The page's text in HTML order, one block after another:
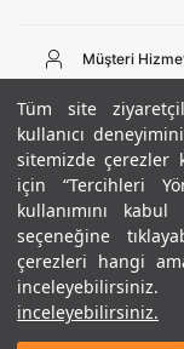
Tüm site
kullanıcı
sitemizde çerezler
için “Tercihleri
kullanımını
seçeneğine
çerezleri hangi
inceleyebilirsiniz.
Mavi
+ 7 Renk
444 02 00
Pazartesi -
E-posta
Müşteri
Sipariş
Bize Ulaşın
Teslimat
İşlem Rehberi
İade ve
Sıkça Sorulan
Beden Rehberi
Site Haritası
Hakkımızda
Ticari Bilgiler
Hükümler ve
Gizlilik
Çerez Politikası
Kariyer
ETBİS
UA Sosyal
Instagram
Facebook
Twitter
Popüler Kategoriler
Erkek Basketbol
Çocuk